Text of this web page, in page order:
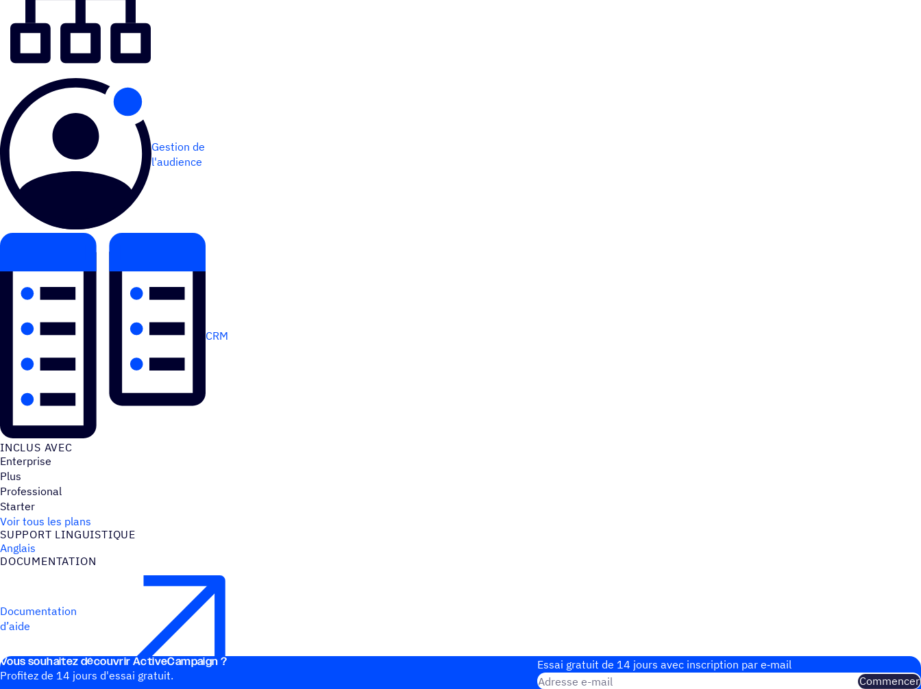
Gestion de
l'audience
CRM
INCLUS AVEC
Enterprise
Plus
Professional
Starter
Voir tous les plans
SUPPORT LINGUIS­TIQUE
Anglais
DOCU­MEN­TA­TION
Documentation
d’aide
Vous souhai­tez découvrir ActiveCampaign ?
Profitez de 14 jours d'essai gratuit.
Essai gratuit de 14 jours avec inscrip­tion par e‑mail
Adresse e-mail
Commencer